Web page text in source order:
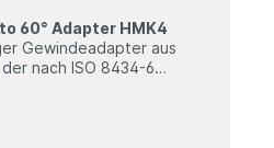
60° Adapter HMK4
Gewindeadapter aus
nach ISO 8434-6